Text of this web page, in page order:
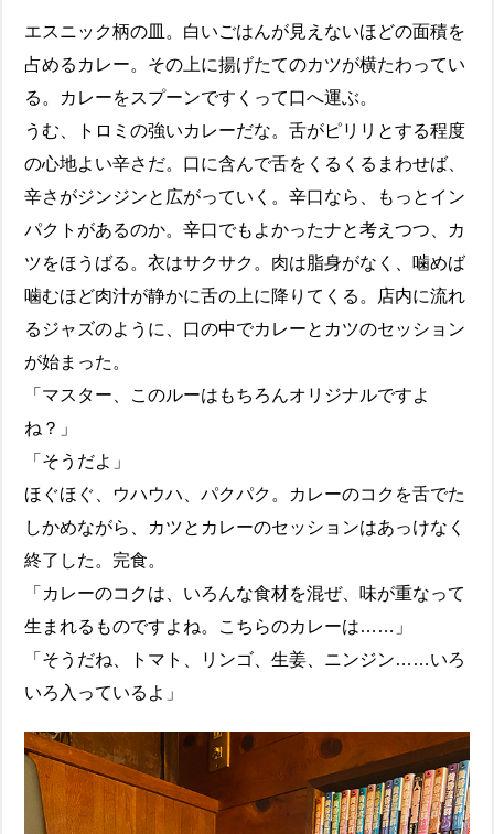
エスニック柄の皿。白いごはんが見えないほどの面積を
占めるカレー。その上に揚げたてのカツが横たわってい
る。カレーをスプーンですくって口へ運ぶ。
うむ、トロミの強いカレーだな。舌がピリリとする程度
の心地よい辛さだ。口に含んで舌をくるくるまわせば、
辛さがジンジンと広がっていく。辛口なら、もっとイン
パクトがあるのか。辛口でもよかったナと考えつつ、カ
ツをほうばる。衣はサクサク。肉は脂身がなく、噛めば
噛むほど肉汁が静かに舌の上に降りてくる。店内に流れ
るジャズのように、口の中でカレーとカツのセッション
が始まった。
「マスター、このルーはもちろんオリジナルですよ
ね？」
「そうだよ」
ほぐほぐ、ウハウハ、パクパク。カレーのコクを舌でた
しかめながら、カツとカレーのセッションはあっけなく
終了した。完食。
「カレーのコクは、いろんな食材を混ぜ、味が重なって
生まれるものですよね。こちらのカレーは……」
「そうだね、トマト、リンゴ、生姜、ニンジン……いろ
いろ入っているよ」